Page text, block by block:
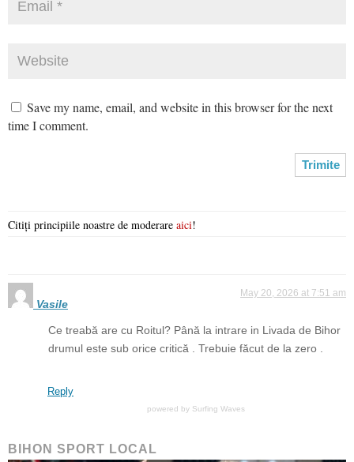
Save my name, email, and website in this browser for the next
time I comment.
Citiți principiile noastre de moderare aici!
Vasile
May 20, 2026 at 7:51 am
Ce treabă are cu Roitul? Până la intrare in Livada de Bihor
drumul este sub orice critică . Trebuie făcut de la zero .
Reply
powered by Surfing Waves
BIHON SPORT LOCAL